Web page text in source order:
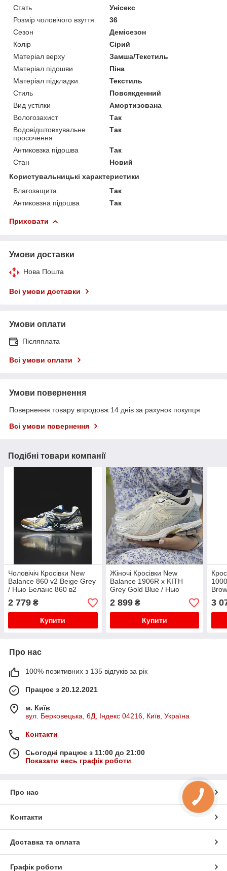
Стать
Унісекс
Розмір чоловічого взуття
36
Сезон
Демісезон
Колір
Сірий
Матеріал верху
Замша/Текстиль
Матеріал підошви
Піна
Матеріал підкладки
Текстиль
Стиль
Повсякденний
Вид устілки
Амортизована
Вологозахист
Так
Водовідштовхувальне
просочення
Так
Антиковзка підошва
Так
Стан
Новий
Користувальницькі характеристики
Влагозащита
Так
Антиковзна підошва
Так
Приховати
Умови доставки
Нова Пошта
Всі умови доставки
Умови оплати
Післяплата
Всі умови оплати
Умови повернення
Повернення товару впродовж 14 днів за рахунок покупця
Всі умови повернення
Подібні товари компанії
Чоловічіч Кросівки New
Balance 860 v2 Beige Grey
/ Нью Беланс 860 в2
Бежеві з Сірим
2 779 ₴
Купити
Жіночі Кросівки New
Balance 1906R x KITH
Grey Gold Blue / Нью
Беланс 1906Р Кіт Сірі із
Золотистим та Блакитним
2 899₴
Купити
Джо
3
Про нас
100% позитивних з 135 відгуків за рік
Працює з 20.12.2021
м. Київ
вул. Берковецька, 6Д, Індекс 04216, Київ, Україна
Контакти
Сьогодні працює з 11:00 до 21:00
Показати весь графік роботи
Про нас
Контакти
Доставка та оплата
Графік роботи